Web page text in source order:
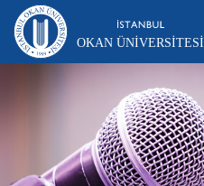
OKAN ÜNIVERSITESI